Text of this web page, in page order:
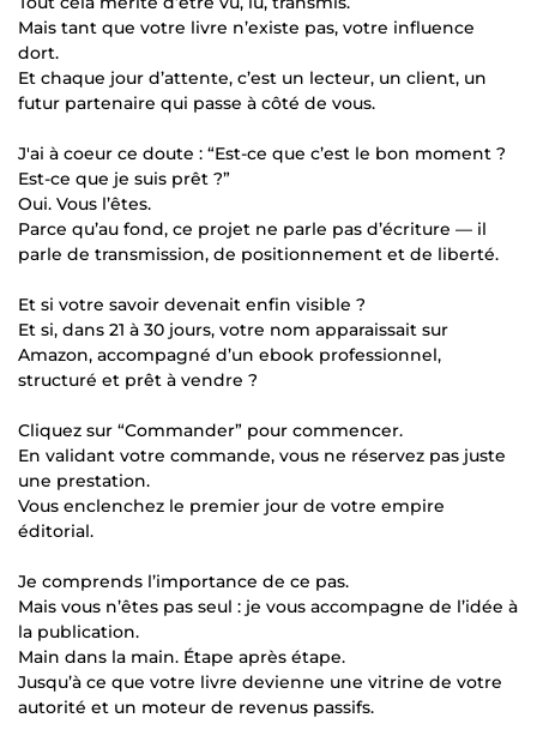
Mais tant que votre livre n’existe pas, votre influence
dort.
Et chaque jour d’attente, c’est un lecteur, un client, un
futur partenaire qui passe à côté de vous.
J'ai à coeur ce doute : “Est-ce que c’est le bon moment ?
Est-ce que je suis prêt ?”
Oui. Vous l’êtes.
Parce qu’au fond, ce projet ne parle pas d’écriture — il
parle de transmission, de positionnement et de liberté.
Et si votre savoir devenait enfin visible ?
Et si, dans 21 à 30 jours, votre nom apparaissait sur
Amazon, accompagné d’un ebook professionnel,
structuré et prêt à vendre ?
Cliquez sur “Commander” pour commencer.
En validant votre commande, vous ne réservez pas juste
une prestation.
Vous enclenchez le premier jour de votre empire
éditorial.
Je comprends l’importance de ce pas.
Mais vous n’êtes pas seul : je vous accompagne de l’idée à
la publication.
Main dans la main. Étape après étape.
Jusqu’à ce que votre livre devienne une vitrine de votre
autorité et un moteur de revenus passifs.